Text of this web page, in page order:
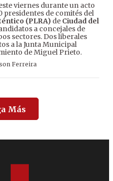
viernes durante un acto
presidentes de comités del
(PLRA) de Ciudad del
a concejales de
sectores. Dos liberales
a la Junta Municipal
de Miguel Prieto.
Ferreira
Más